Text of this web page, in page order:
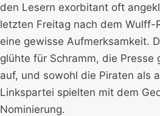
den Lesern exorbitant oft
letzten Freitag nach dem Wulff-
eine gewisse Aufmerksamkeit.
glühte für Schramm, die Presse
auf, und sowohl die Piraten als
Linkspartei spielten mit dem
Nominierung.